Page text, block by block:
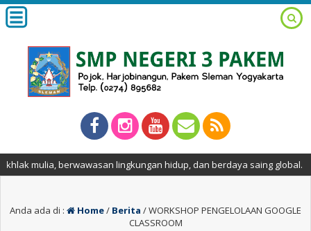
berwawasan lingkungan hidup, dan berdaya saing global.
Anda ada di : Home/ Berita /WORKSHOP PENGELOLAAN GOOGLE
CLASSROOM